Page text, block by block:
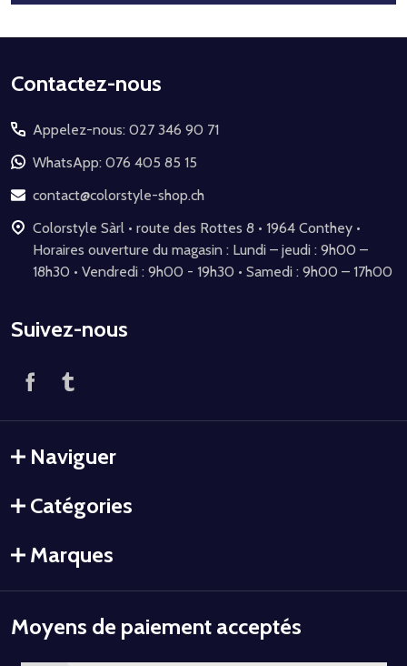
Début
pied
de
page
Contactez-nous
Appelez-nous: 027 346 90 71
WhatsApp: 076 405 85 15
contact@colorstyle-shop.ch
Colorstyle Sàrl • route des Rottes 8 • 1964 Conthey •
Horaires ouverture du magasin : Lundi – jeudi : 9h00 –
18h30 • Vendredi : 9h00 - 19h30 • Samedi : 9h00 – 17h00
Suivez-nous
Naviguer
Catégories
Marques
Moyens de paiement acceptés